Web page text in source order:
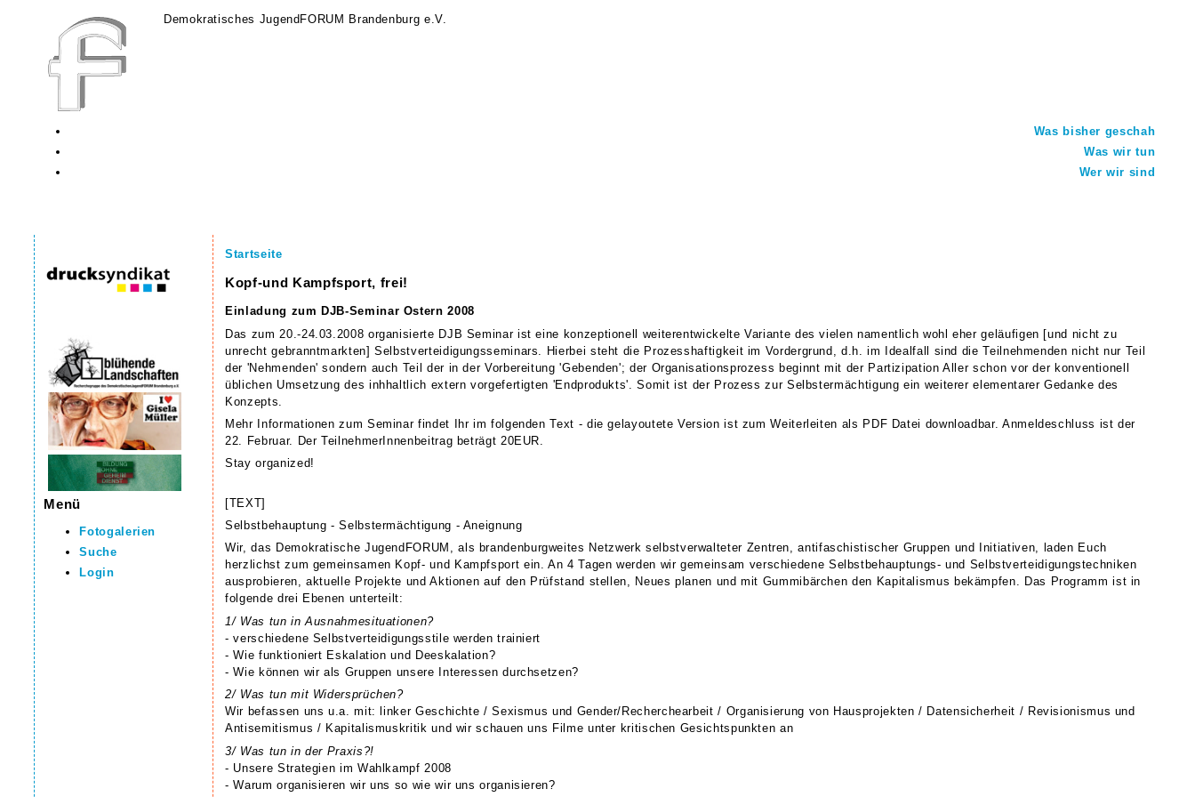
Demokratisches JugendFORUM Brandenburg e.V.
Was bisher geschah
Was wir tun
Wer wir sind
Menü
Fotogalerien
Suche
Login
Startseite
Kopf-und Kampfsport, frei!
Einladung zum DJB-Seminar Ostern 2008
Das zum 20.-24.03.2008 organisierte DJB Seminar ist eine konzeptionell weiterentwickelte Variante des vielen namentlich wohl eher geläufigen [und nicht zu
unrecht gebranntmarkten] Selbstverteidigungsseminars. Hierbei steht die Prozesshaftigkeit im Vordergrund, d.h. im Idealfall sind die Teilnehmenden nicht nur Teil
der 'Nehmenden' sondern auch Teil der in der Vorbereitung 'Gebenden'; der Organisationsprozess beginnt mit der Partizipation Aller schon vor der konventionell
üblichen Umsetzung des inhhaltlich extern vorgefertigten 'Endprodukts'. Somit ist der Prozess zur Selbstermächtigung ein weiterer elementarer Gedanke des
Konzepts.
Mehr Informationen zum Seminar findet Ihr im folgenden Text - die gelayoutete Version ist zum Weiterleiten als PDF Datei downloadbar. Anmeldeschluss ist der
22. Februar. Der TeilnehmerInnenbeitrag beträgt 20EUR.
Stay organized!
[TEXT]
Selbstbehauptung - Selbstermächtigung - Aneignung
Wir, das Demokratische JugendFORUM, als brandenburgweites Netzwerk selbstverwalteter Zentren, antifaschistischer Gruppen und Initiativen, laden Euch
herzlichst zum gemeinsamen Kopf- und Kampfsport ein. An 4 Tagen werden wir gemeinsam verschiedene Selbstbehauptungs- und Selbstverteidigungstechniken
ausprobieren, aktuelle Projekte und Aktionen auf den Prüfstand stellen, Neues planen und mit Gummibärchen den Kapitalismus bekämpfen. Das Programm ist in
folgende drei Ebenen unterteilt:
1/ Was tun in Ausnahmesituationen?
- verschiedene Selbstverteidigungsstile werden trainiert
- Wie funktioniert Eskalation und Deeskalation?
- Wie können wir als Gruppen unsere Interessen durchsetzen?
2/ Was tun mit Widersprüchen?
Wir befassen uns u.a. mit: linker Geschichte / Sexismus und Gender/Recherchearbeit / Organisierung von Hausprojekten / Datensicherheit / Revisionismus und
Antisemitismus / Kapitalismuskritik und wir schauen uns Filme unter kritischen Gesichtspunkten an
3/ Was tun in der Praxis?!
- Unsere Strategien im Wahlkampf 2008
- Warum organisieren wir uns so wie wir uns organisieren?